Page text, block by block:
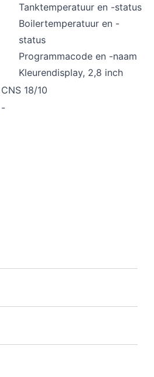
Tanktemperatuur en -status
Boilertemperatuur en -
status
Programmacode en -naam
Kleurendisplay, 2,8 inch
CNS 18/10
-